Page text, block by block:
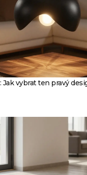
Jak vybrat ten pravý